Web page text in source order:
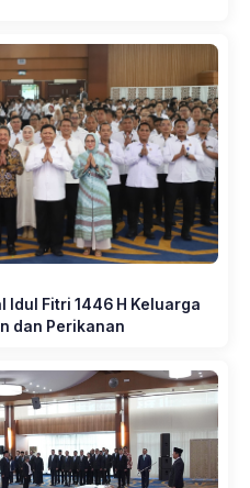
Fitri 1446 H Keluarga
dan Perikanan